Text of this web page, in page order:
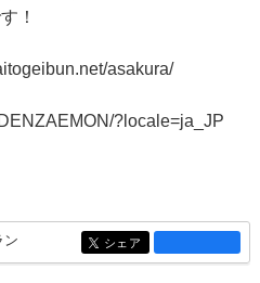
！
asakura/
?locale=ja_JP
ン entry1504
シェア